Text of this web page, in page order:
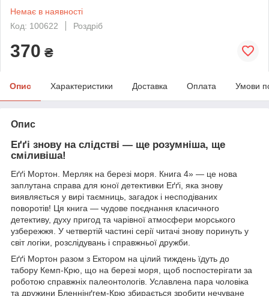
Немає в наявності
Код: 100622
Роздріб
370 ₴
Опис Характеристики Доставка Оплата Умови
Опис
Еґґі знову на слідстві — ще розумніша, ще
сміливіша!
Еґґі Мортон. Мерляк на березі моря. Книга 4» — це нова
заплутана справа для юної детективки Еґґі, яка знову
виявляється у вирі таємниць, загадок і несподіваних
поворотів! Ця книга — чудове поєднання класичного
детективу, духу пригод та чарівної атмосфери морського
узбережжя. У четвертій частині серії читачі знову поринуть у
світ логіки, розслідувань і справжньої дружби.
Еґґі Мортон разом з Ектором на цілий тиждень їдуть до
табору Кемп-Крю, що на березі моря, щоб поспостерігати за
роботою справжніх палеонтологів. Уславлена пара чоловіка
та дружини Бленнінґгем-Крю збирається зробити нечуване